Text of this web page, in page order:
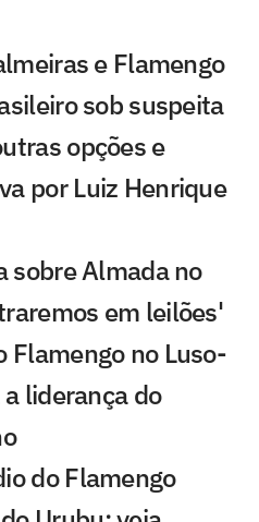
e Flamengo
sob suspeita
opções e
por Luiz Henrique
sobre Almada no
em leilões'
Flamengo no Luso-
liderança do
do Flamengo